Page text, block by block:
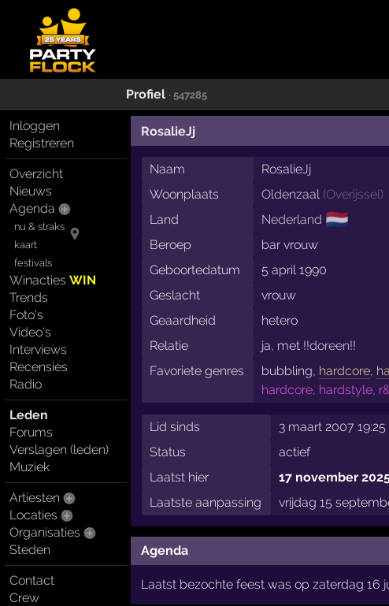
Profiel · 547285
Inloggen
Registreren
Overzicht
Nieuws
Agenda
nu & straks
kaart
festivals
WinactiesWIN
Trends
Foto's
Video's
Interviews
Recensies
Radio
Leden
Forums
Verslagen (leden)
Muziek
Artiesten
Locaties
Organisaties
Steden
Contact
Crew
RosalieJj
Naam
RosalieJj
Woonplaats
Oldenzaal (Overijssel)
Land
Nederland 🇳🇱
Beroep
bar vrouw
Geboortedatum
5 april 1990
Geslacht
vrouw
Geaardheid
hetero
Relatie
ja, met !!doreen!!
Favoriete genres
bubbling, hardcore,
hardcore, hardstyle,
Lid sinds
3 maart 2007 19:25
Status
actief
Laatst hier
17 november
Laatste aanpassing
vrijdag 15
Agenda
Laatst bezochte feest was op zaterdag 16